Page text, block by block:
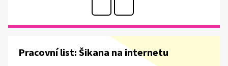
Pracovní list: Šikana na internetu